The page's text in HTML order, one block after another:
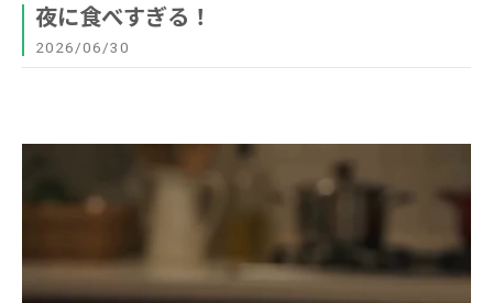
夜に食べすぎる！
2026/06/30